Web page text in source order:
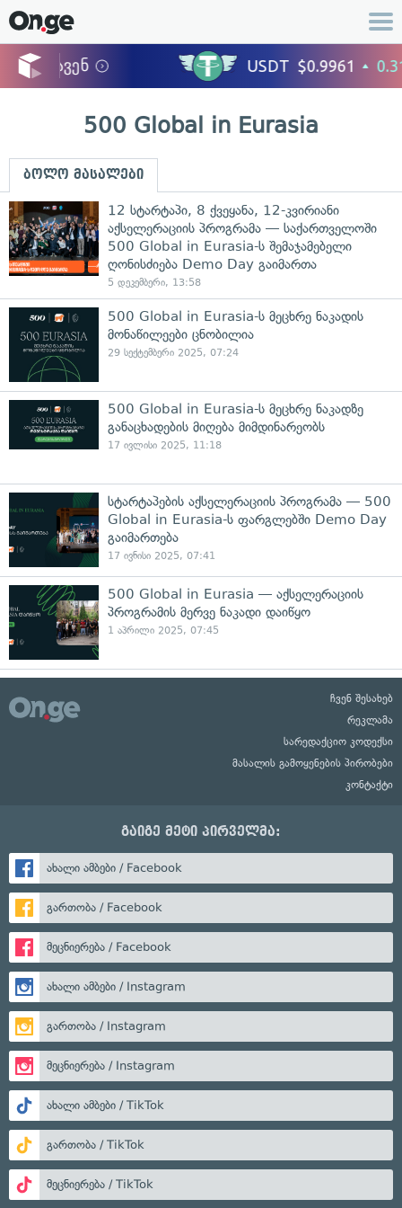
500 Global in Eurasia
ბოლო მასალები
12 სტარტაპი, 8 ქვეყანა, 12-კვირიანი
აქსელერაციის პროგრამა — საქართველოში
500 Global in Eurasia-ს შემაჯამებელი
ღონისძიება Demo Day გაიმართა
5 დეკემბერი, 13:58
500 Global in Eurasia-ს მეცხრე ნაკადის
მონაწილეები ცნობილია
29 სექტემბერი 2025, 07:24
500 Global in Eurasia-ს მეცხრე ნაკადზე
განაცხადების მიღება მიმდინარეობს
17 ივლისი 2025, 11:18
სტარტაპების აქსელერაციის პროგრამა — 500
Global in Eurasia-ს ფარგლებში Demo Day
გაიმართება
17 ივნისი 2025, 07:41
500 Global in Eurasia — აქსელერაციის
პროგრამის მერვე ნაკადი დაიწყო
1 აპრილი 2025, 07:45
ჩვენ შესახებ
რეკლამა
სარედაქციო კოდექსი
მასალის გამოყენების პირობები
კონტაქტი
გაიგე მეტი პირველმა:
ახალი ამბები / Facebook
გართობა / Facebook
მეცნიერება / Facebook
ახალი ამბები / Instagram
გართობა / Instagram
მეცნიერება / Instagram
ახალი ამბები / TikTok
გართობა / TikTok
მეცნიერება / TikTok